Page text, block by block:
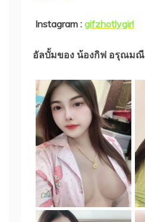
Instagram : gifzhotlygirl
อัลบั้มของ น้องกิฟ อรุณมณี